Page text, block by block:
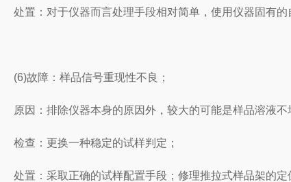
处置：对于仪器而言处理手段相对简单，使用仪器固有
(6)故障：样品信号重现性不良；
原因：排除仪器本身的原因外，较大的可能是样品溶液
检查：更换一种稳定的试样判定；
处置：采取正确的试样配置手段；修理推拉式样品架的定